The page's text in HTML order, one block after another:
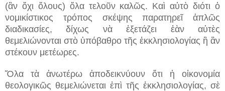
(ἂν ὄχι ὅλους) ὅλα τελοῦν καλῶς. Καὶ αὐτὸ διότι ὁ
νομικίστικος τρόπος σκέψης παρατηρεῖ ἁπλῶς
διαδικασίες, δίχως νὰ ἐξετάζει ἐὰν αὐτὲς
θεμελιώνονται στὸ ὑπόβαθρο τῆς ἐκκλησιολογίας ἢ ἂν
στέκουν μετέωρες.
Ὅλα τὰ ἀνωτέρω ἀποδεικνύουν ὅτι ἡ οἰκονομία
θεολογικῶς θεμελιώνεται ἐπὶ τῆς ἐκκλησιολογίας, σὲ